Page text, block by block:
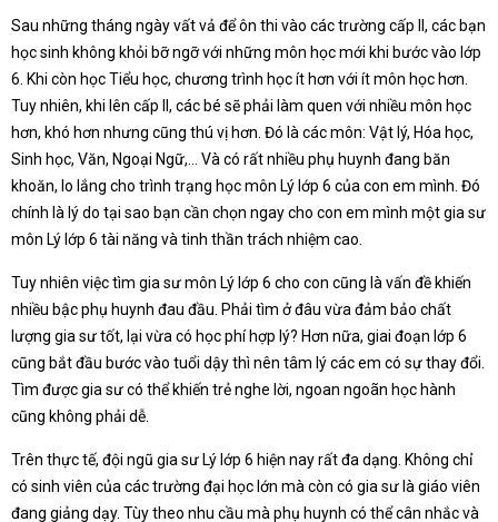
Sau những tháng ngày vất vả để ôn thi vào các trường cấp II, các bạn
học sinh không khỏi bỡ ngỡ với những môn học mới khi bước vào lớp
6. Khi còn học Tiểu học, chương trình học ít hơn với ít môn học hơn.
Tuy nhiên, khi lên cấp II, các bé sẽ phải làm quen với nhiều môn học
hơn, khó hơn nhưng cũng thú vị hơn. Đó là các môn: Vật lý, Hóa học,
Sinh học, Văn, Ngoại Ngữ,… Và có rất nhiều phụ huynh đang băn
khoăn, lo lắng cho trình trạng học môn Lý lớp 6 của con em mình. Đó
chính là lý do tại sao bạn cần chọn ngay cho con em mình một gia sư
môn Lý lớp 6 tài năng và tinh thần trách nhiệm cao.
Tuy nhiên việc tìm gia sư môn Lý lớp 6 cho con cũng là vấn đề khiến
nhiều bậc phụ huynh đau đầu. Phải tìm ở đâu vừa đảm bảo chất
lượng gia sư tốt, lại vừa có học phí hợp lý? Hơn nữa, giai đoạn lớp 6
cũng bắt đầu bước vào tuổi dậy thì nên tâm lý các em có sự thay đổi.
Tìm được gia sư có thể khiến trẻ nghe lời, ngoan ngoãn học hành
cũng không phải dễ.
Trên thực tế, đội ngũ gia sư Lý lớp 6 hiện nay rất đa dạng. Không chỉ
có sinh viên của các trường đại học lớn mà còn có gia sư là giáo viên
đang giảng dạy. Tùy theo nhu cầu mà phụ huynh có thể cân nhắc và